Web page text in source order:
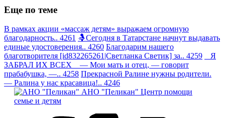
Еще по теме
В рамках акции «массаж детям» выражаем огромную
благодарность.. 4261 🤱Сегодня в Татарстане начнут выдавать
единые удостоверения.. 4260 Благодарим нашего
благотворителя [id832265261|Светланка Светик] за.. 4259
Я
ЗАБРАЛ ИХ ВСЕХ — Мои мать и отец, — говорит
прабабушка, —.. 4258 Прекрасной Ралине нужны родители.
— Ралина у нас красавица!.. 4246
АНО "Пеликан" Центр помощи
семье и детям